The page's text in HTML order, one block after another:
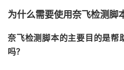
为什么需要使用奈飞检测脚
奈飞检测脚本的主要目的是帮
吗？